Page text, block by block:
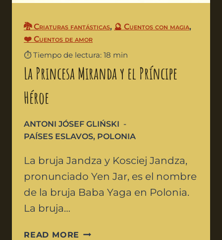
🐉 Criaturas fantásticas, 🔮 Cuentos con magia,
❤️ Cuentos de amor
⏱️ Tiempo de lectura: 18 min
La Princesa Miranda y el Príncipe
Héroe
ANTONI JÓSEF GLIŃSKI
PAÍSES ESLAVOS, POLONIA
La bruja Jandza y Kosciej Jandza,
pronunciado Yen Jar, es el nombre
de la bruja Baba Yaga en Polonia.
La bruja…
READ MORE